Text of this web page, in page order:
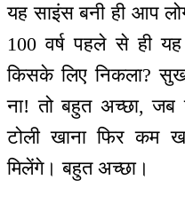
यह साइंस बनी ही आप
100 वर्ष पहले से ही
किसके लिए निकला? सुख
ना! तो बहुत अच्छा, जब
टोली खाना फिर कम
मिलेंगे। बहुत अच्छा।